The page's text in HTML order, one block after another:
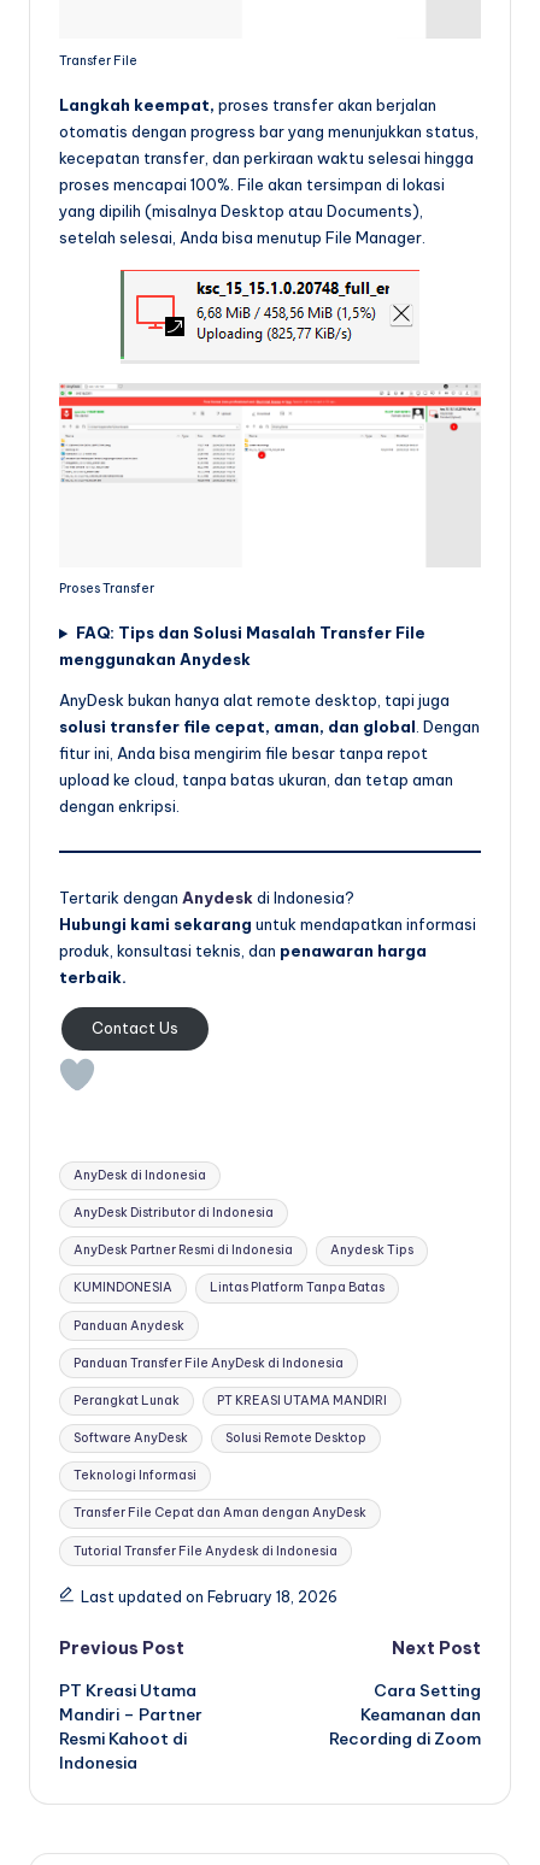
Transfer File
Langkah keempat, proses transfer akan berjalan
otomatis dengan progress bar yang menunjukkan status,
kecepatan transfer, dan perkiraan waktu selesai hingga
proses mencapai 100%. File akan tersimpan di lokasi
yang dipilih (misalnya Desktop atau Documents),
setelah selesai, Anda bisa menutup File Manager.
Proses Transfer
FAQ: Tips dan Solusi Masalah Transfer File
menggunakan Anydesk
AnyDesk bukan hanya alat remote desktop, tapi juga
solusi transfer file cepat, aman, dan global. Dengan
fitur ini, Anda bisa mengirim file besar tanpa repot
upload ke cloud, tanpa batas ukuran, dan tetap aman
dengan enkripsi.
Tertarik dengan Anydesk di Indonesia?
Hubungi kami sekarang untuk mendapatkan informasi
produk, konsultasi teknis, dan penawaran harga
terbaik.
Contact Us
Tags:
AnyDesk di Indonesia
AnyDesk Distributor di Indonesia
AnyDesk Partner Resmi di Indonesia Anydesk Tips
KUMINDONESIA Lintas Platform Tanpa Batas
Panduan Anydesk
Panduan Transfer File AnyDesk di Indonesia
Perangkat Lunak PT KREASI UTAMA MANDIRI
Software AnyDesk Solusi Remote Desktop
Teknologi Informasi
Transfer File Cepat dan Aman dengan AnyDesk
Tutorial Transfer File Anydesk di Indonesia
Last updated on February 18, 2026
Post
navigation
Previous Post
PT Kreasi Utama
Mandiri – Partner
Resmi Kahoot di
Indonesia
Next Post
Cara Setting
Keamanan dan
Recording di Zoom